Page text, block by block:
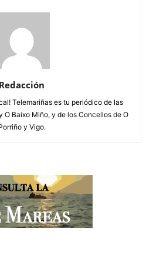
Redacción
Telemariñas es tu periódico de las
O Baixo Miño, y de los Concellos de O
y Vigo.